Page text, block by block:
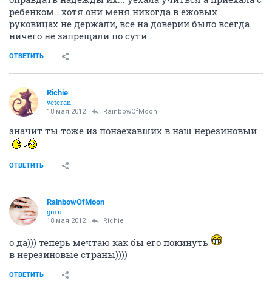
ребенком...хотя они меня никогда в ежовых
руковицах не держали, все на доверии было всегда.
ничего не запрещали по сути..
ОТВЕТИТЬ
Richie
veteran
18 мая 2012 RainbowOfMoon
значит ты тоже из понаехавших в наш нерезиновый
ОТВЕТИТЬ
RainbowOfMoon
guru
18 мая 2012 Richie
о да))) теперь мечтаю как бы его покинуть
в нерезиновые страны))))
ОТВЕТИТЬ